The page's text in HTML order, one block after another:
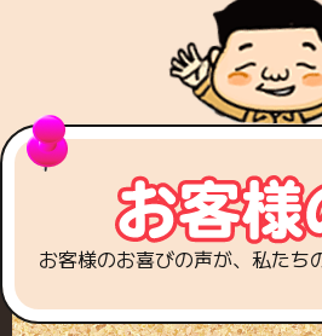
お客様のお喜びの声が、私たち